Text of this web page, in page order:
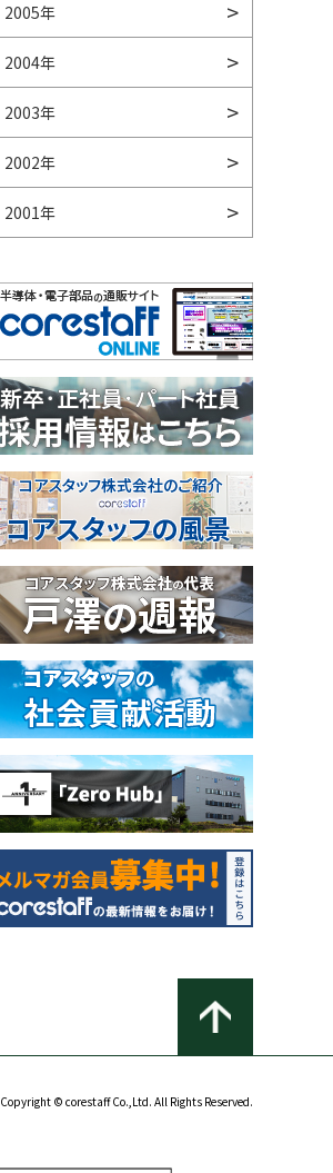
2005年
2004年
2003年
2002年
2001年
Copyright © corestaff Co.,Ltd. All Rights Reserved.